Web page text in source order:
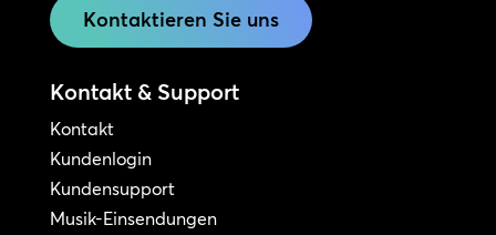
Kontaktieren Sie uns
Kontakt & Support
Kontakt
Kundenlogin
Kundensupport
Musik-Einsendungen